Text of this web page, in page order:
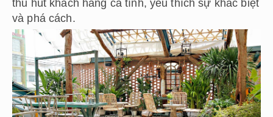
thu hút khách hàng cá tính, yêu thích sự khác biệt
và phá cách.